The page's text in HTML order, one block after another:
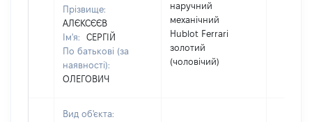
Прізвище:
АЛЄКСЄЄВ
Ім'я:
СЕРГІЙ
По батькові (за
наявності):
ОЛЕГОВИЧ
наручний
механічний
Hublot Ferrari
золотий
(чоловічий)
Вид об'єкта: